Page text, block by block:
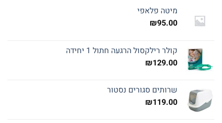
מיטה פלאפי
₪95.00
קולר רילקסול הרגעה חתול 1 יחידה
₪129.00
שרותים סגורים נסטור
₪119.00